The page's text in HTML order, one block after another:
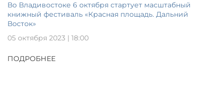
Во Владивостоке 6 октября стартует масштабный
книжный фестиваль «Красная площадь. Дальний
Восток»
05 октября 2023 | 18:00
ПОДРОБНЕЕ